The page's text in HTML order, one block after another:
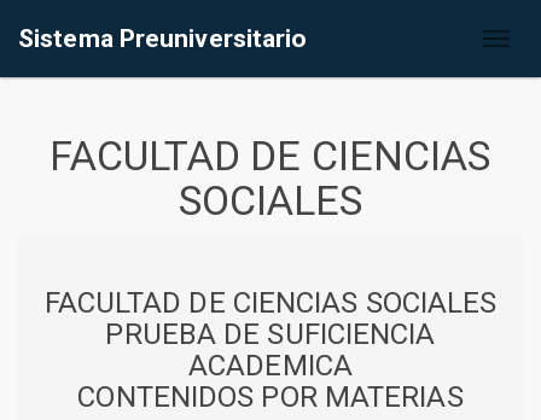
Sistema Preuniversitario
FACULTAD DE CIENCIAS
SOCIALES
FACULTAD DE CIENCIAS SOCIALES
PRUEBA DE SUFICIENCIA
ACADEMICA
CONTENIDOS POR MATERIAS